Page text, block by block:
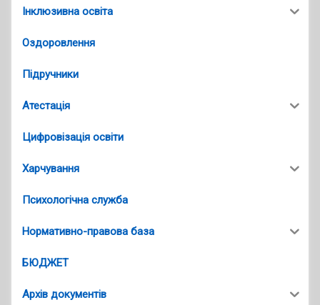
Інклюзивна освіта
Оздоровлення
Підручники
Атестація
Цифровізація освіти
Харчування
Психологічна служба
Нормативно-правова база
БЮДЖЕТ
Архів документів